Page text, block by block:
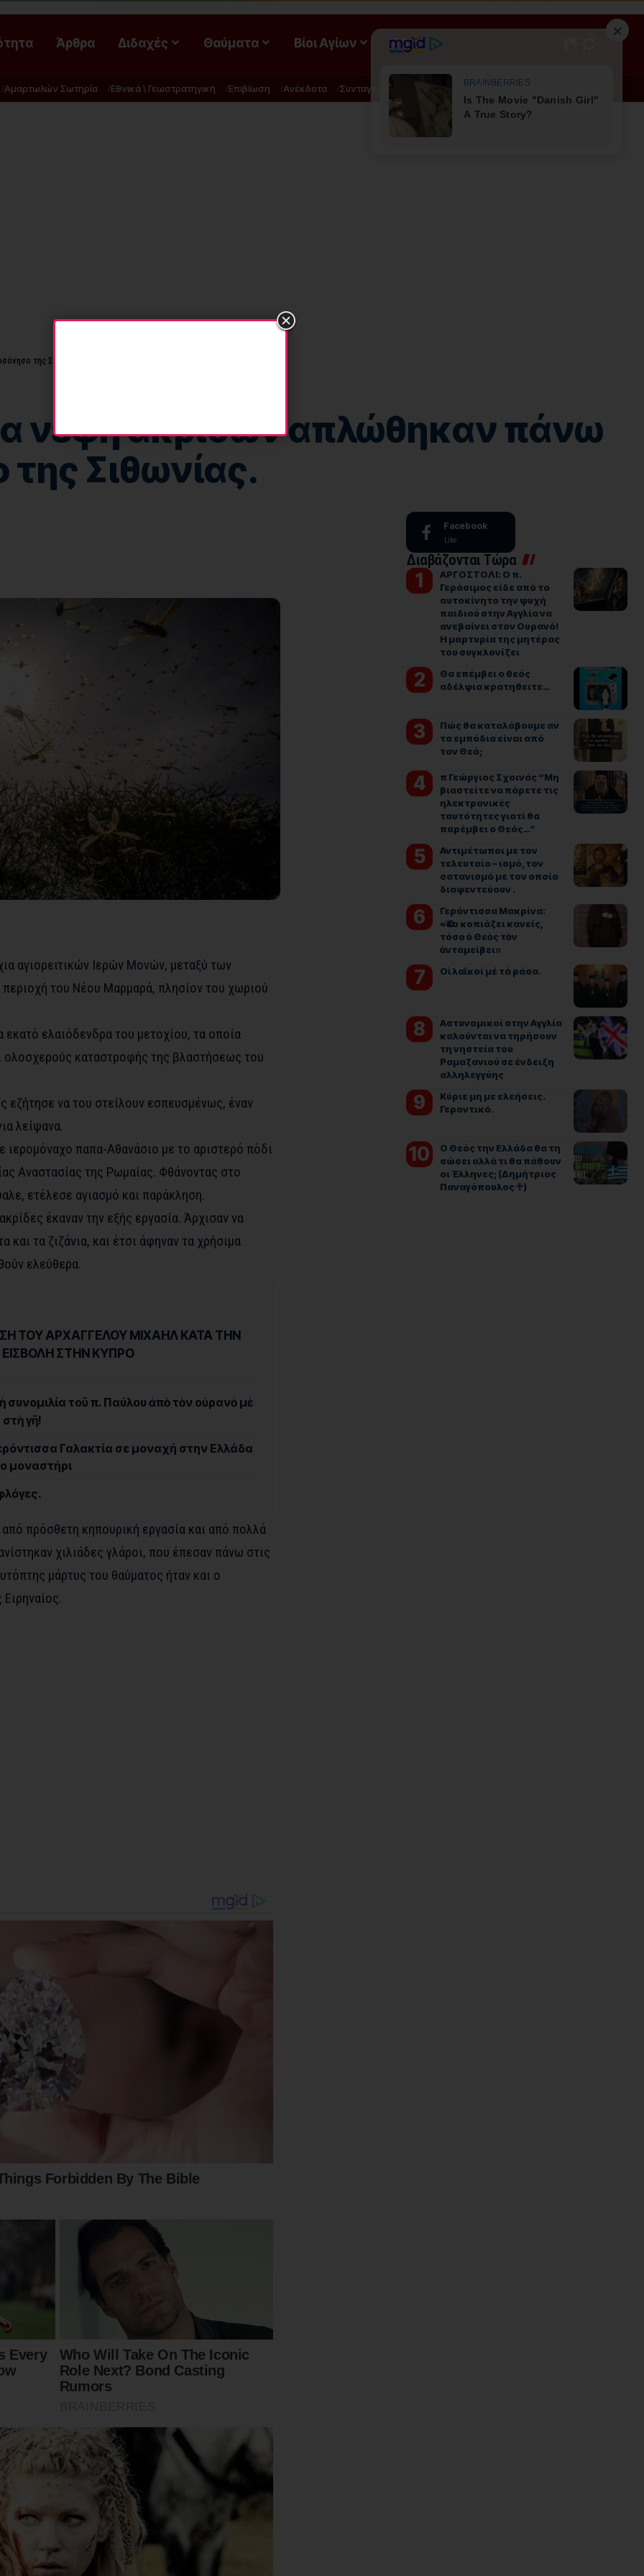
Άρθρα Διδαχές Θαύματα Βίοι Αγίων ΡΟΗ
Αμαρτωλών Σωτηρία Εθνικά \ Γεωστρατηγική Επιβίωση Ανέκδοτα Συνταγές Διατροφή - Φυσική Ιατρική
της Σιθωνίας.
νέφη ακρίδων απλώθηκαν πάνω
Σιθωνίας.
αγιορειτικών Ιερών Μονών, μεταξύ των
του Νέου Μαρμαρά, πλησίον του χωριού
ελαιόδενδρα του μετοχίου, τα οποία
ολοσχερούς καταστροφής της βλαστήσεως του
εζήτησε να του στείλουν εσπευσμένως, έναν
λείψανα.
ιερομόναχο παπα-Αθανάσιο με το αριστερό πόδι
Αναστασίας της Ρωμαίας. Φθάνοντας στο
ετέλεσε αγιασμό και παράκληση.
έκαναν την εξής εργασία. Άρχισαν να
τα ζιζάνια, και έτσι άφηναν τα χρήσιμα
ελεύθερα.
ΤΟΥ ΑΡΧΑΓΓΕΛΟΥ ΜΙΧΑΗΛ ΚΑΤΑ ΤΗΝ
ΕΙΣΒΟΛΗ ΣΤΗΝ ΚΥΠΡΟ
συνομιλία τοῦ π. Παύλου ἀπὸ τὸν οὐρανὸ μὲ
γῆ!
Γαλακτία σε μοναχή στην Ελλάδα
μοναστήρι
πρόσθετη κηπουρική εργασία και από πολλά
χιλιάδες γλάροι, που έπεσαν πάνω στις
μάρτυς του θαύματος ήταν και ο
Facebook
Like
Διαβάζονται Τώρα
ΑΡΓΟΣΤΟΛΙ: Ο π.
Γεράσιμος είδε από το
αυτοκίνητο την ψυχή
παιδιού στην Αγγλία να
ανεβαίνει στον Ουρανό!
Η μαρτυρία της μητέρας
του συγκλονίζει
Θα επέμβει ο θεός
αδέλφια κρατηθειτε…
Πώς θα καταλάβουμε αν
τα εμπόδια είναι από
τον Θεό;
π Γεώργιος Σχοινάς “Μη
βιαστείτε να πάρετε τις
ηλεκτρονικές
ταυτότητες γιατί θα
παρέμβει ο Θεός…”
Αντιμέτωποι με τον
τελευταίο – ισμό, τον
σατανισμό με τον οποίο
διαφεντεύουν .
Γερόντισσα Μακρίνα:
«Ὅσο κοπιάζει κανείς,
τόσο ὁ Θεὸς τὸν
ἀνταμείβει»
Οἱ λαϊκοί μέ τά ράσα.
Αστυνομικοί στην Αγγλία
καλούνται να τηρήσουν
τη νηστεία του
Ραμαζανιού σε ένδειξη
αλληλεγγύης
Kύριε μη με ελεήσεις.
Γεροντικό.
Ο Θεός την Ελλάδα θα τη
σώσει αλλά τι θα πάθουν
οι Έλληνες; (Δημήτριος
Παναγόπουλος ♰)